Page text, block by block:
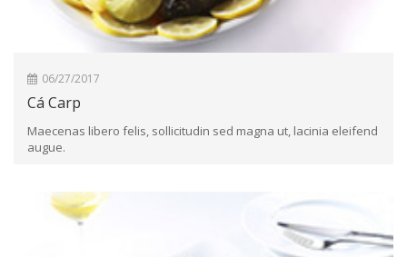
06/27/2017
Cá Carp
Maecenas libero felis, sollicitudin sed magna ut, lacinia eleifend
augue.